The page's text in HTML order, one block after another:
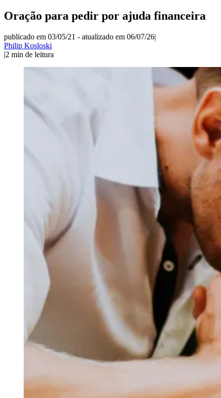
Oração para pedir por ajuda financeira
publicado em 03/05/21 - atualizado em 06/07/26|
Philip Kosloski
|2 min de leitura